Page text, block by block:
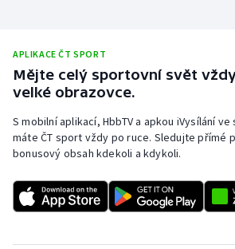
APLIKACE ČT SPORT
Mějte celý sportovní svět
velké obrazovce.
S mobilní aplikací, HbbTV a apkou iVysílání
máte ČT sport vždy po ruce. Sledujte přímé
bonusový obsah kdekoli a kdykoli.